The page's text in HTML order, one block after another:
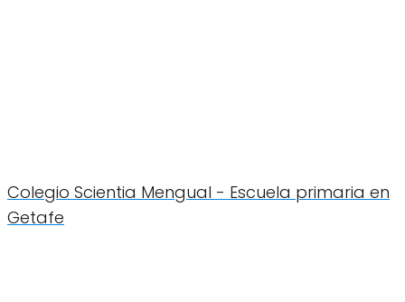
Colegio Scientia Mengual - Escuela primaria en
Getafe